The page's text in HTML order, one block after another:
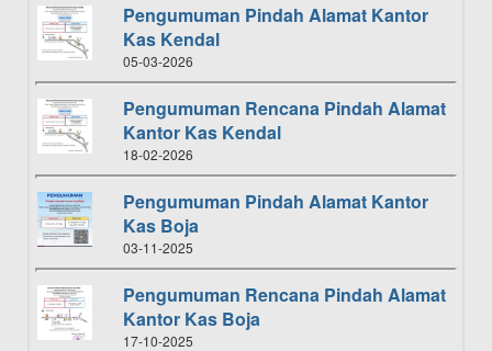
Pengumuman Pindah Alamat Kantor
Kas Kendal
05-03-2026
Pengumuman Rencana Pindah Alamat
Kantor Kas Kendal
18-02-2026
Pengumuman Pindah Alamat Kantor
Kas Boja
03-11-2025
Pengumuman Rencana Pindah Alamat
Kantor Kas Boja
17-10-2025